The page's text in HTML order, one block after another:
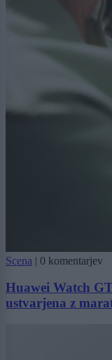
Scena | 0 komentarjev
Huawei Watch
ustvarjena z